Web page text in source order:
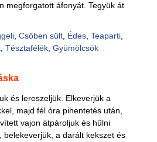
megforgatott áfonyát. Tegyük át
, Csőben sült, Édes, Teaparti,
, Tésztafélék, Gyümölcsök
és lereszeljük. Elkeverjük a
majd fél óra pihentetés után,
vajon átpároljuk és hűlni
belekeverjük, a darált kekszet és